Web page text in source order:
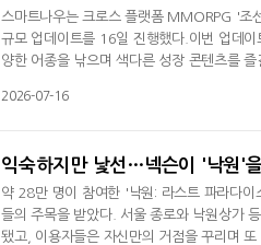
스마트나우는 크로스 플랫폼 MMORPG '조
규모 업데이트를 16일 진행했다.이번 업데
양한 어종을 낚으며 색다른 성장 콘텐츠를
있다. 또한 낚시터에서는 캐릭터가 강태공
2026-07-16
익숙하지만 낯선…넥슨이 '낙원'
약 28만 명이 참여한 '낙원: 라스트 파라다
들의 주목을 받았다. 서울 종로와 낙원상가
됐고, 이용자들은 자신만의 거점을 꾸리며